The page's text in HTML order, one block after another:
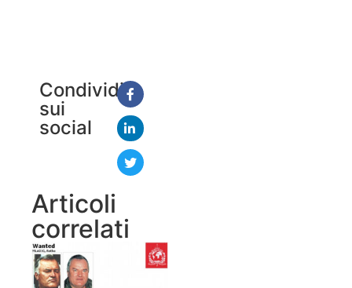
Condividi
sui
social
Articoli
correlati